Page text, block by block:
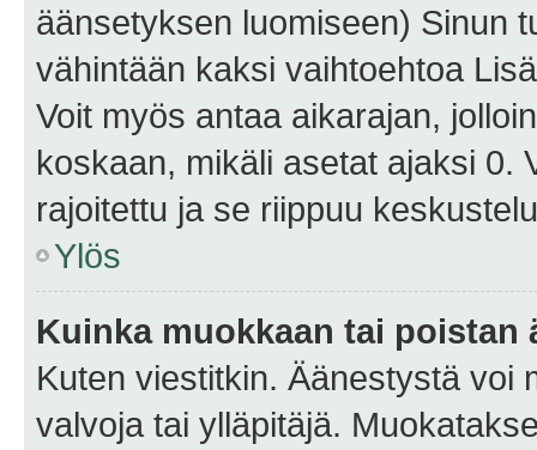
äänsetyksen luomiseen) Sinun
vähintään kaksi vaihtoehtoa
Voit myös antaa aikarajan,
koskaan, mikäli asetat ajaksi 0.
rajoitettu ja se riippuu
Ylös
Kuinka muokkaan tai poistan
Kuten viestitkin. Äänestystä voi
valvoja tai ylläpitäjä.